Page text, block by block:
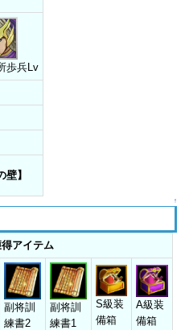
歩兵Lv
壁】
↑
アイテム
副将訓
練書2
副将訓
練書1
S級装
備箱
A級装
備箱